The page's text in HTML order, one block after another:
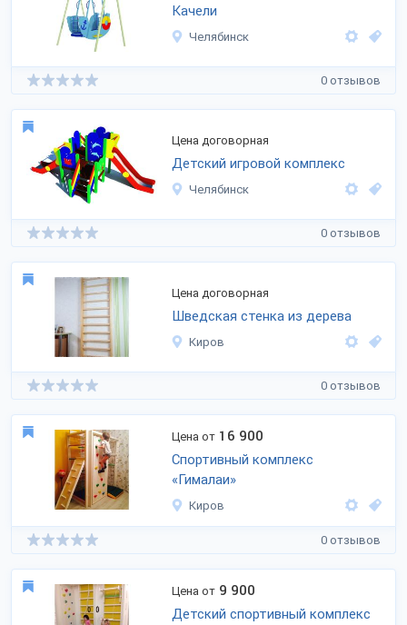
Качели
Челябинск
0 отзывов
Цена договорная
Детский игровой комплекс
Челябинск
0 отзывов
Цена договорная
Шведская стенка из дерева
Киров
0 отзывов
Цена от 16 900
Спортивный комплекс
«Гималаи»
Киров
0 отзывов
Цена от 9 900
Детский спортивный комплекс